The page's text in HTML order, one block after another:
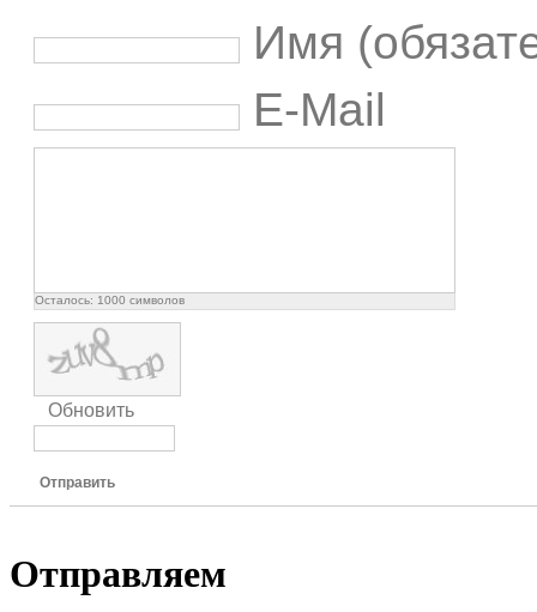
Имя
E-Mail
Осталось: 1000 символов
Обновить
Отправить
Отправляем